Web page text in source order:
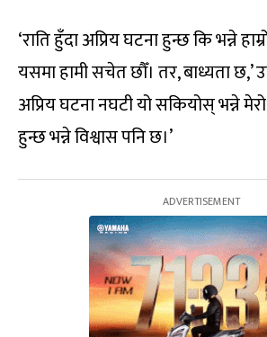
‘राति हुँदा अप्रिय घटना हुन्छ कि भन्ने
यसमा हामी सचेत छौँ। तर, बाध्यता
अप्रिय घटना नघटी यो सकियोस् भन्ने
हुन्छ भन्ने विश्वास पनि छ।’